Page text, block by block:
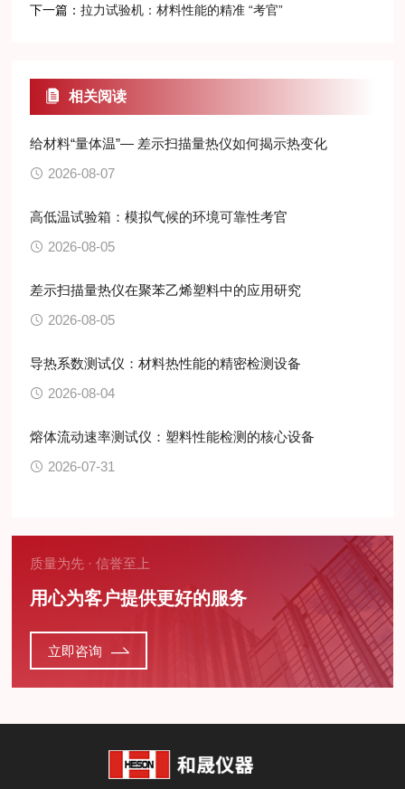
下一篇：拉力试验机：材料性能的精准 “考官”
相关阅读
给材料“量体温”— 差示扫描量热仪如何揭示热变化
2026-08-07
高低温试验箱：模拟气候的环境可靠性考官
2026-08-05
差示扫描量热仪在聚苯乙烯塑料中的应用研究
2026-08-05
导热系数测试仪：材料热性能的精密检测设备
2026-08-04
熔体流动速率测试仪：塑料性能检测的核心设备
2026-07-31
质量为先 · 信誉至上
用心为客户提供更好的服务
立即咨询